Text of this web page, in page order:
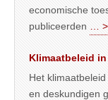
economische
publiceerden
…
Klimaatbeleid
Het
en deskundigen